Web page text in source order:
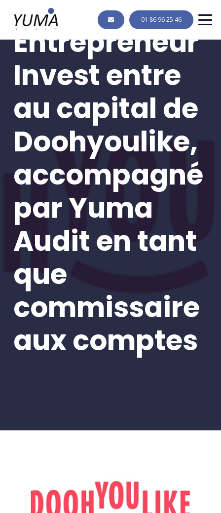
01 86 96 25 46
Retail Media :
Entrepreneur
Invest entre
au capital de
Doohyoulike,
accompagné
par Yuma
Audit en tant
que
commissaire
aux comptes